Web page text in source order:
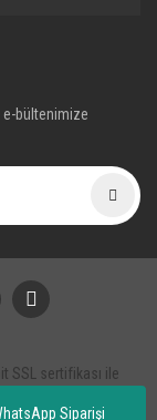
Siparişi
e-bültenimize
SSL sertifikası ile